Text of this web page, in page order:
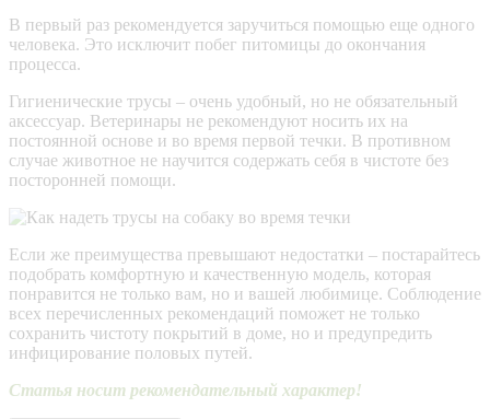
В первый раз рекомендуется заручиться помощью еще одного
человека. Это исключит побег питомицы до окончания
процесса.
Гигиенические трусы – очень удобный, но не обязательный
аксессуар. Ветеринары не рекомендуют носить их на
постоянной основе и во время первой течки. В противном
случае животное не научится содержать себя в чистоте без
посторонней помощи.
Если же преимущества превышают недостатки – постарайтесь
подобрать комфортную и качественную модель, которая
понравится не только вам, но и вашей любимице. Соблюдение
всех перечисленных рекомендаций поможет не только
сохранить чистоту покрытий в доме, но и предупредить
инфицирование половых путей.
Статья носит рекомендательный характер!